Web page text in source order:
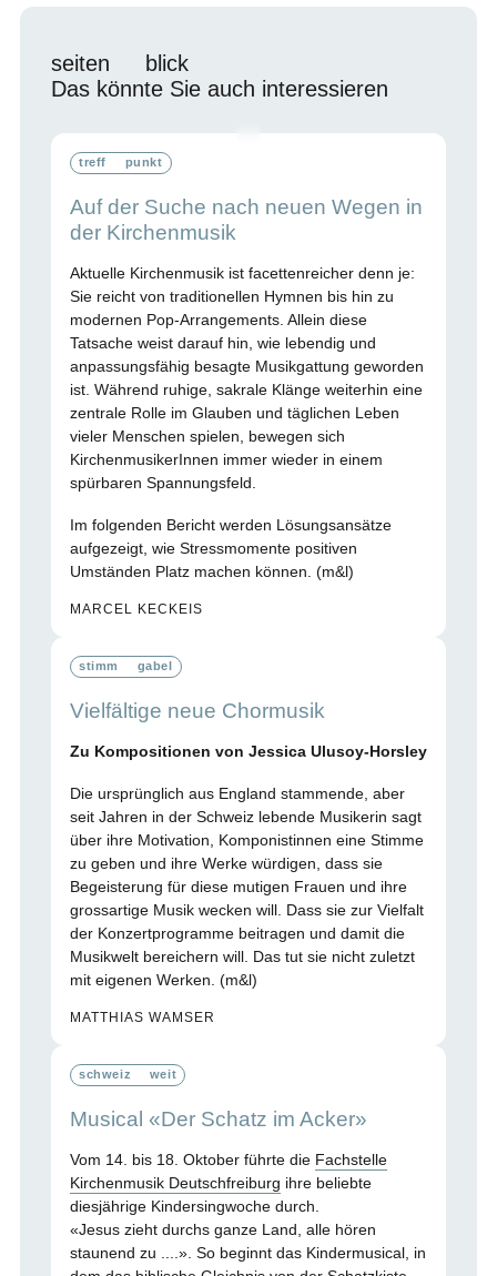
seiten
blick
Das könnte Sie auch interessieren
treff punkt
Auf der Suche nach neuen Wegen in
der Kirchenmusik
Aktuelle Kirchenmusik ist facettenreicher denn je:
Sie reicht von traditionellen Hymnen bis hin zu
modernen Pop-Arrangements. Allein diese
Tatsache weist darauf hin, wie lebendig und
anpassungsfähig besagte Musikgattung geworden
ist. Während ruhige, sakrale Klänge weiterhin eine
zentrale Rolle im Glauben und täglichen Leben
vieler Menschen spielen, bewegen sich
KirchenmusikerInnen immer wieder in einem
spürbaren Spannungsfeld.
Im folgenden Bericht werden Lösungsansätze
aufgezeigt, wie Stressmomente positiven
Umständen Platz machen können. (m&l)
MARCEL KECKEIS
stimm gabel
Vielfältige neue Chormusik
Zu Kompositionen von Jessica Ulusoy-Horsley
Die ursprünglich aus England stammende, aber
seit Jahren in der Schweiz lebende Musikerin sagt
über ihre Motivation, Komponistinnen eine Stimme
zu geben und ihre Werke würdigen, dass sie
Begeisterung für diese mutigen Frauen und ihre
grossartige Musik wecken will. Dass sie zur Vielfalt
der Konzertprogramme beitragen und damit die
Musikwelt bereichern will. Das tut sie nicht zuletzt
mit eigenen Werken. (m&l)
MATTHIAS WAMSER
schweiz weit
Musical «Der Schatz im Acker»
Vom 14. bis 18. Oktober führte die Fachstelle
Kirchenmusik Deutschfreiburg ihre beliebte
diesjährige Kindersingwoche durch.
«Jesus zieht durchs ganze Land, alle hören
staunend zu ....». So beginnt das Kindermusical, in